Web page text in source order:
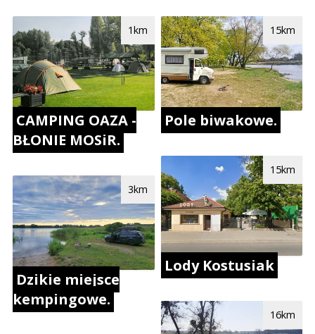
CAMPING OAZA -
BŁONIE MOSiR.
1km
Dzikie miejsce
kempingowe.
3km
Pole biwakowe.
15km
Lody Kostusiak
15km
16km